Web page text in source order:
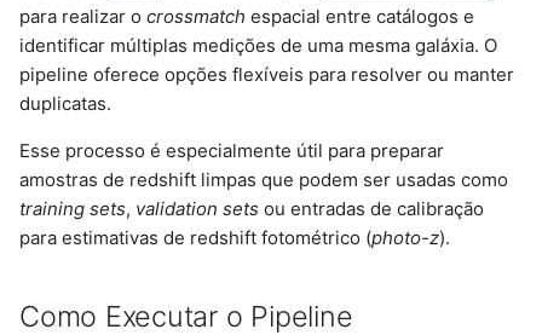
l
z
a
n
d
a
Ondemand
User Query
Sky Viewer
Target Viewer
DES Science Server
Conda
Jupyterlab (Ondemand)
Slurm
Job Script (exemplos)
para realizar o crossmatch espacial entre catálogos e
identificar múltiplas medições de uma mesma galáxia. O
pipeline oferece opções flexíveis para resolver ou manter
duplicatas.
Esse processo é especialmente útil para preparar
amostras de redshift limpas que podem ser usadas como
training sets, validation sets ou entradas de calibração
para estimativas de redshift fotométrico (photo-z).
Como Executar o Pipeline